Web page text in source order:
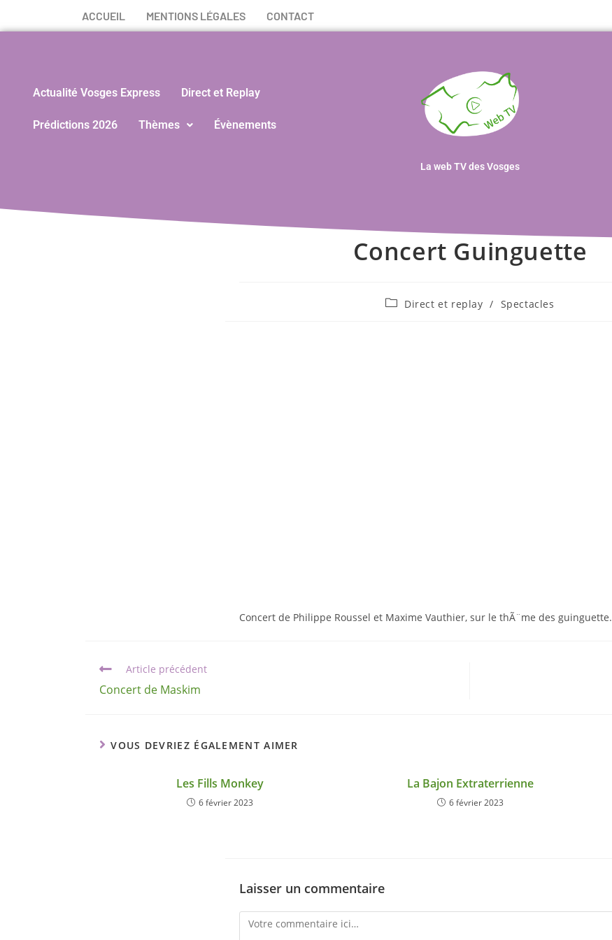
ACCUEIL MENTIONS LÉGALES CONTACT
Actualité Vosges Express Direct et Replay
Prédictions 2026 Thèmes Évènements
La web TV des Vosges
Concert Guinguette
Direct et replay / Spectacles
Concert de Philippe Roussel et Maxime Vauthier, sur le thÃ¨me des guinguette.
Article précédent
Concert de Maskim
VOUS DEVRIEZ ÉGALEMENT AIMER
Les Fills Monkey
6 février 2023
La Bajon Extraterrienne
6 février 2023
Laisser un commentaire